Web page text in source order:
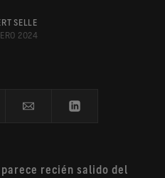
repelente al agua (DWR)
SELLE
2024
recién salido del